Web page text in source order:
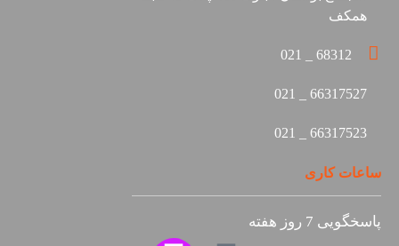
66317527
66317523
کاری
روز هفته